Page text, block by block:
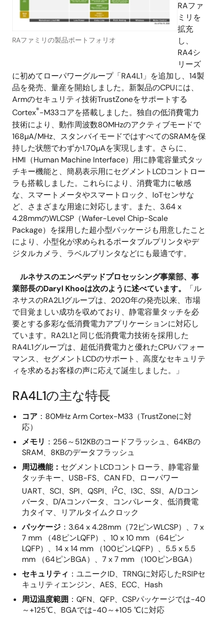
RAファミリの製品ポートフォリオ
RAファ
ミリを
拡充
し、
RA4シ
リーズ
に初めてローパワーグループ「RA4L1」を追加し、14製
品を発売、量産を開始しました。新製品のCPUには、
Armのセキュリティ技術TrustZoneをサポートする
Cortex®-M33コアを搭載しました。独自の低消費電力
技術により、動作周波数80MHzのアクティブモードで
168µA/MHz、スタンバイモードではすべてのSRAMを保
持した状態でわずか1.70µAを実現します。さらに、
HMI（Human Machine Interface）用に静電容量式タッ
チキー機能と、簡易表示用にセグメントLCDコントロー
ラも搭載しました。これらにより、消費電力に敏感
な、スマートメータやスマートロック、IoTセンサな
ど、さまざまな用途に対応します。また、3.64 x
4.28mmのWLCSP（Wafer-Level Chip-Scale
Package）を採用した超小型パッケージも用意したこと
により、小型化が求められるポータブルプリンタやデ
ジタルカメラ、ラベルプリンタなどにも最適です。
ルネサスのエンベデッドプロセッシング事業部、事
業部長のDaryl Khooは次のように述べています。
「ル
ネサスのRA2L1グループは、2020年の発売以来、市場
で目覚ましい成功を収めており、静電容量タッチを必
要とする多彩な低消費電力アプリケーションに対応し
ています。RA2L1と同じ低消費電力技術を採用した
RA4L1グループは、超低消費電力と優れたCPUパフォー
マンス、セグメントLCDのサポート、高度なセキュリテ
ィを求めるお客様の声に応えて誕生しました。」
RA4L1の主な特長
コア ：80MHz Arm Cortex-M33（TrustZoneに対
応）
メモリ ：256～512KBのコードフラッシュ、64KBの
SRAM、8KBのデータフラッシュ
周辺機能： セグメントLCDコントローラ、静電容量
タッチキー、USB-FS、CAN FD、ローパワー
UART、SCI、SPI、QSPI、I2C、I3C、SSI、A/Dコン
バータ、D/Aコンバータ、コンパレータ、低消費電
力タイマ、リアルタイムクロック
パッケージ ：3.64 x 4.28mm（72ピンWLCSP）、7 x
7 mm （48ピンLQFP）、10 x 10 mm （64ピン
LQFP）、14 x 14 mm （100ピンLQFP）、5.5 x 5.5
mm （64ピンBGA）、7 x 7 mm （100ピンBGA）
セキュリティ ：ユニークID、TRNGに対応したRSIPセ
キュリティエンジン、AES、ECC、Hash
周辺温度範囲 ：QFN、QFP、CSPパッケージでは-40
～+125℃、BGAでは-40～+105 ℃に対応